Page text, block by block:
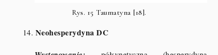
Rys. 15 Taumatyna [18].
14. Neohesperydyna DC